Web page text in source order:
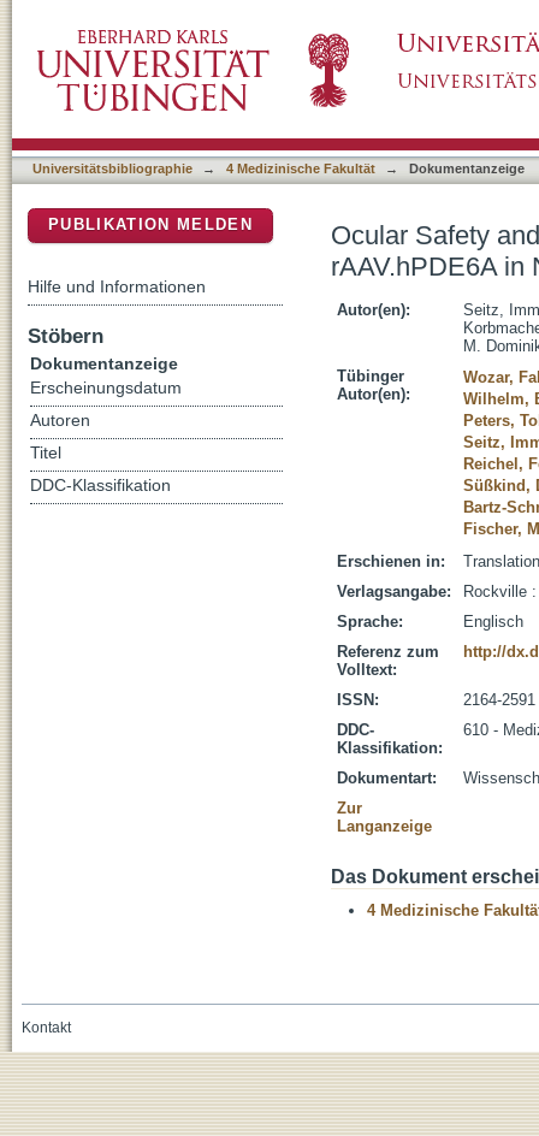
Primates
Universitätsbibliographie → 4 Medizinische Fakultät → Dokumentanzeige
Ocular Safety
rAAV.hPDE6A in
Autor(en):
Seitz,
M.
Tübinger
Autor(en):
Wozar,
Wilhelm,
Peters,
Seitz,
Reichel,
Süßkind,
Bartz-
Fischer,
Erschienen in:
Verlagsangabe:
Rockville
Sprache:
Englisch
Referenz zum
Volltext:
http://
ISSN:
2164-2591
DDC-
Klassifikation:
610 -
Dokumentart:
Zur
Langanzeige
Das Dokument
4 Medizinische
PUBLIKATION MELDEN
Hilfe und Informationen
Stöbern
Dokumentanzeige
Erscheinungsdatum
Autoren
Titel
DDC-Klassifikation
Kontakt